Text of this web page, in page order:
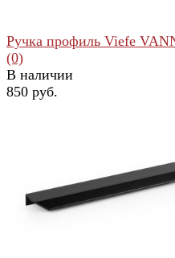
избранное сравнить
Ручка профиль Viefe
(0)
В наличии
850 руб.